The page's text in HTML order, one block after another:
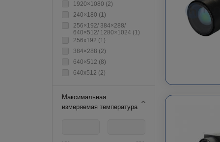
1920×1080 (2)
240×180 (1)
256×192/ 384×288/
640×512/ 1280×1024 (1)
256х192 (1)
384×288 (2)
640×512 (8)
640х512 (2)
Максимальная
измеряемая температура